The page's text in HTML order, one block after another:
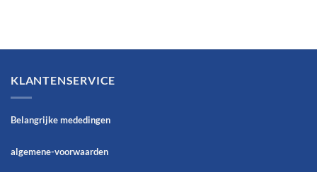
KLANTENSERVICE
Belangrijke mededingen
algemene-voorwaarden